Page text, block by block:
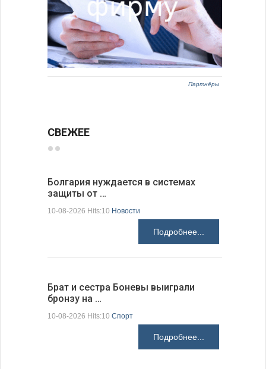
Партнёры
СВЕЖЕЕ
Болгария нуждается в системах
защиты от …
10-08-2026 Hits:10 Новости
Подробнее...
Брат и сестра Боневы выиграли
бронзу на …
10-08-2026 Hits:10 Спорт
Подробнее...